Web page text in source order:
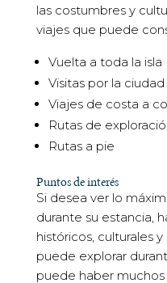
las costumbres y
viajes que puede
Vuelta a toda la isla
Visitas por la ciudad
Viajes de costa a
Rutas de
Rutas a pie
Puntos de interés
Si desea ver lo
durante su estancia,
históricos, culturales
puede explorar
puede haber muchos